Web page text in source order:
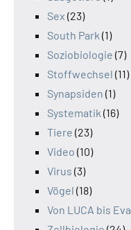
Sex (23)
South Park (1)
Soziobiologie (7)
Stoffwechsel (11)
Synapsiden (1)
Systematik (16)
Tiere (23)
Video (10)
Virus (3)
Vögel (18)
Von LUCA bis Eva